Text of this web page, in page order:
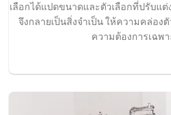
เลือกได้แปดขนาดและตัวเลือกที่ปรับแต่
จึงกลายเป็นสิ่งจำเป็น ให้ความคล่อง
ความต้องการเฉพา